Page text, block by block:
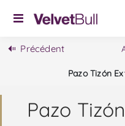
Précédent
Pazo Tizón
Pazo